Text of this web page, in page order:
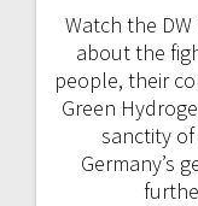
Watch the
about the
people, their
Green
sanctity
Germany’s